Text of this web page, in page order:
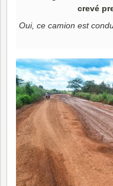
Oui, ce camion est